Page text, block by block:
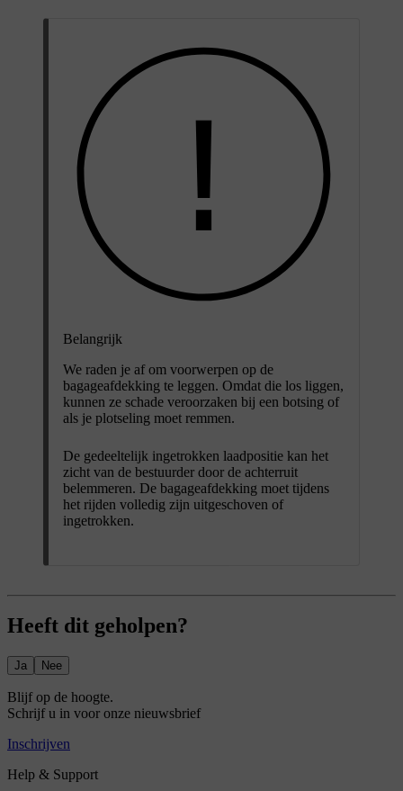
Belangrijk
We raden je af om voorwerpen op de
bagageafdekking te leggen. Omdat die los liggen,
kunnen ze schade veroorzaken bij een botsing of
als je plotseling moet remmen.
De gedeeltelijk ingetrokken laadpositie kan het
zicht van de bestuurder door de achterruit
belemmeren. De bagageafdekking moet tijdens
het rijden volledig zijn uitgeschoven of
ingetrokken.
Heeft dit geholpen?
Ja Nee